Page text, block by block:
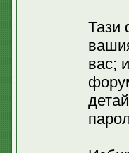
Тази
вас;